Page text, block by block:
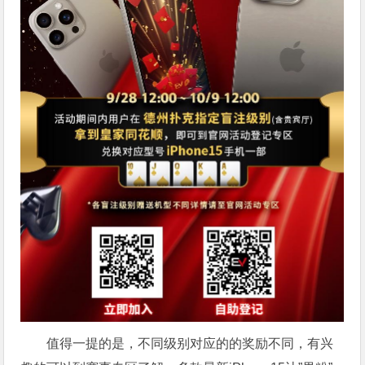
值得一提的是，不同级别对应的的奖励不同，有兴